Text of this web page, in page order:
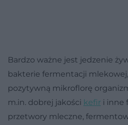
Bardzo ważne jest jedzenie
bakterie fermentacji
pozytywną mikroflorę
m.in. dobrej jakości kefir i inne
przetwory mleczne,